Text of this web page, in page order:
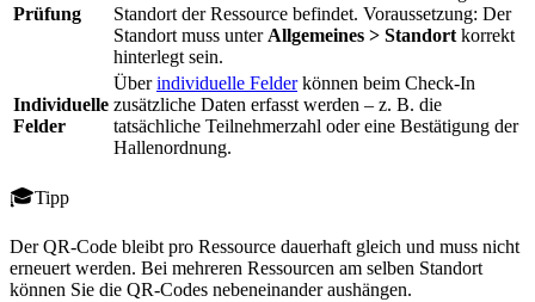
Prüfung
Standort der Ressource befindet. Voraussetzung: Der
Standort muss unter Allgemeines > Standort korrekt
hinterlegt sein.
Individuelle
Felder
Überindividuelle Felderkönnen beim Check-In
zusätzliche Daten erfasst werden – z. B. die
tatsächliche Teilnehmerzahl oder eine Bestätigung der
Hallenordnung.
Tipp
Der QR-Code bleibt pro Ressource dauerhaft gleich und muss nicht
erneuert werden. Bei mehreren Ressourcen am selben Standort
können Sie die QR-Codes nebeneinander aushängen.